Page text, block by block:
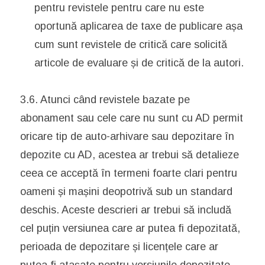
pentru revistele pentru care nu este
oportună aplicarea de taxe de publicare așa
cum sunt revistele de critică care solicită
articole de evaluare și de critică de la autori.
3.6. Atunci când revistele bazate pe
abonament sau cele care nu sunt cu AD permit
oricare tip de auto-arhivare sau depozitare în
depozite cu AD, acestea ar trebui să detalieze
ceea ce acceptă în termeni foarte clari pentru
oameni și mașini deopotrivă sub un standard
deschis. Aceste descrieri ar trebui să includă
cel puțin versiunea care ar putea fi depozitată,
perioada de depozitare și licențele care ar